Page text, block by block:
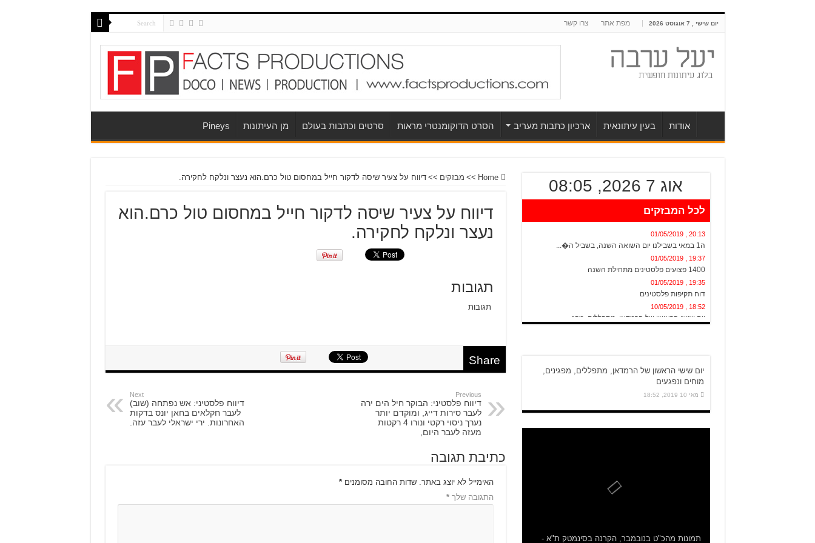
יום שישי , 7 אוגוסט 2026 מפת אתר צרו קשר
אודות בעין עיתונאית ארכיון כתבות מעריב הסרט הדוקומנטרי מראות סרטים וכתבות בעולם מן העיתונות Pineys
Home
>> מבזקים >> דיווח על צעיר שיסה לדקור חייל במחסום טול כרם.הוא נעצר ונלקח לחקירה.
דיווח על צעיר שיסה לדקור חייל במחסום טול כרם.הוא
נעצר ונלקח לחקירה.
תגובות
תגובות
Share
Previous
דיווח פלסטיני: הבוקר חיל הים ירה
לעבר סירות דייג, ומוקדם יותר
נערך ניסוי רקטי ונורו 4 רקטות
מעזה לעבר היום,
Next
דיווח פלסטיני: אש נפתחה (שוב)
לעבר חקלאים בחאן יונס בדקות
האחרונות. ירי ישראלי לעבר עזה.
כתיבת תגובה
האימייל לא יוצג באתר. שדות החובה מסומנים*
התגובה שלך*
אוג 7 2026, 08:05
לכל המבזקים
דוח תקיפות פלסטינים
יום שישי הראשון של הרמדאן, מתפללים, מפג...
יום שישי הראשון של הרמדאן, מתפללים, מפגינים,
מוחים ונפגעים
מאי 10 2019, 18:52
תמונות מהכ"ט בנובמבר, הקרנה בסינמטק ת"א -